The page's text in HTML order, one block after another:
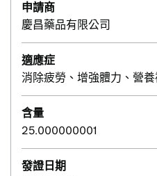
申請商
慶昌藥品有限公司
適應症
消除疲勞、增強體力、營
含量
25.000000001
發證日期